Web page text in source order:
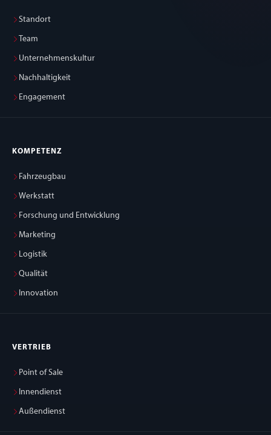
Standort
Team
Unternehmenskultur
Nachhaltigkeit
Engagement
KOMPETENZ
Fahrzeugbau
Werkstatt
Forschung und Entwicklung
Marketing
Logistik
Qualität
Innovation
VERTRIEB
Point of Sale
Innendienst
Außendienst